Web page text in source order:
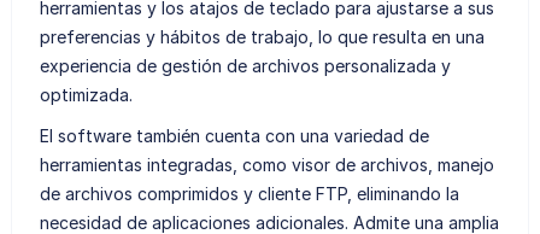
herramientas y los atajos de teclado para ajustarse a sus
preferencias y hábitos de trabajo, lo que resulta en una
experiencia de gestión de archivos personalizada y
optimizada.
El software también cuenta con una variedad de
herramientas integradas, como visor de archivos, manejo
de archivos comprimidos y cliente FTP, eliminando la
necesidad de aplicaciones adicionales. Admite una amplia